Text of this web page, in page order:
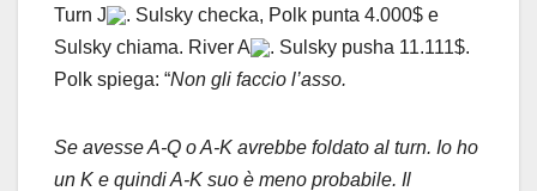
Turn J
. Sulsky checka, Polk punta 4.000$ e
Sulsky chiama. River A
. Sulsky pusha 11.111$.
Polk spiega: “Non gli faccio l’asso.
Se avesse A-Q o A-K avrebbe foldato al turn. Io ho
un K e quindi A-K suo è meno probabile. Il